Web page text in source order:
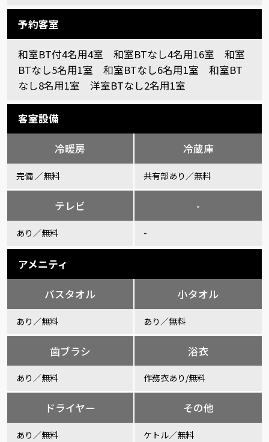
予約客室
和室BT付4名用4室 和室BTなし4名用16室 和室
BTなし5名用1室 和室BTなし6名用1室 和室BT
なし8名用1室 洋室BTなし2名用1室
客室設備
冷暖房
完備 ／無料
冷蔵庫
共有部あり／無料
テレビ
あり／無料
-
-
アメニティ
バスタオル
あり／無料
小タオル
あり／無料
歯ブラシ
あり／無料
浴衣
作務衣あり/無料
ドライヤー
あり／無料
その他
ケトル／無料